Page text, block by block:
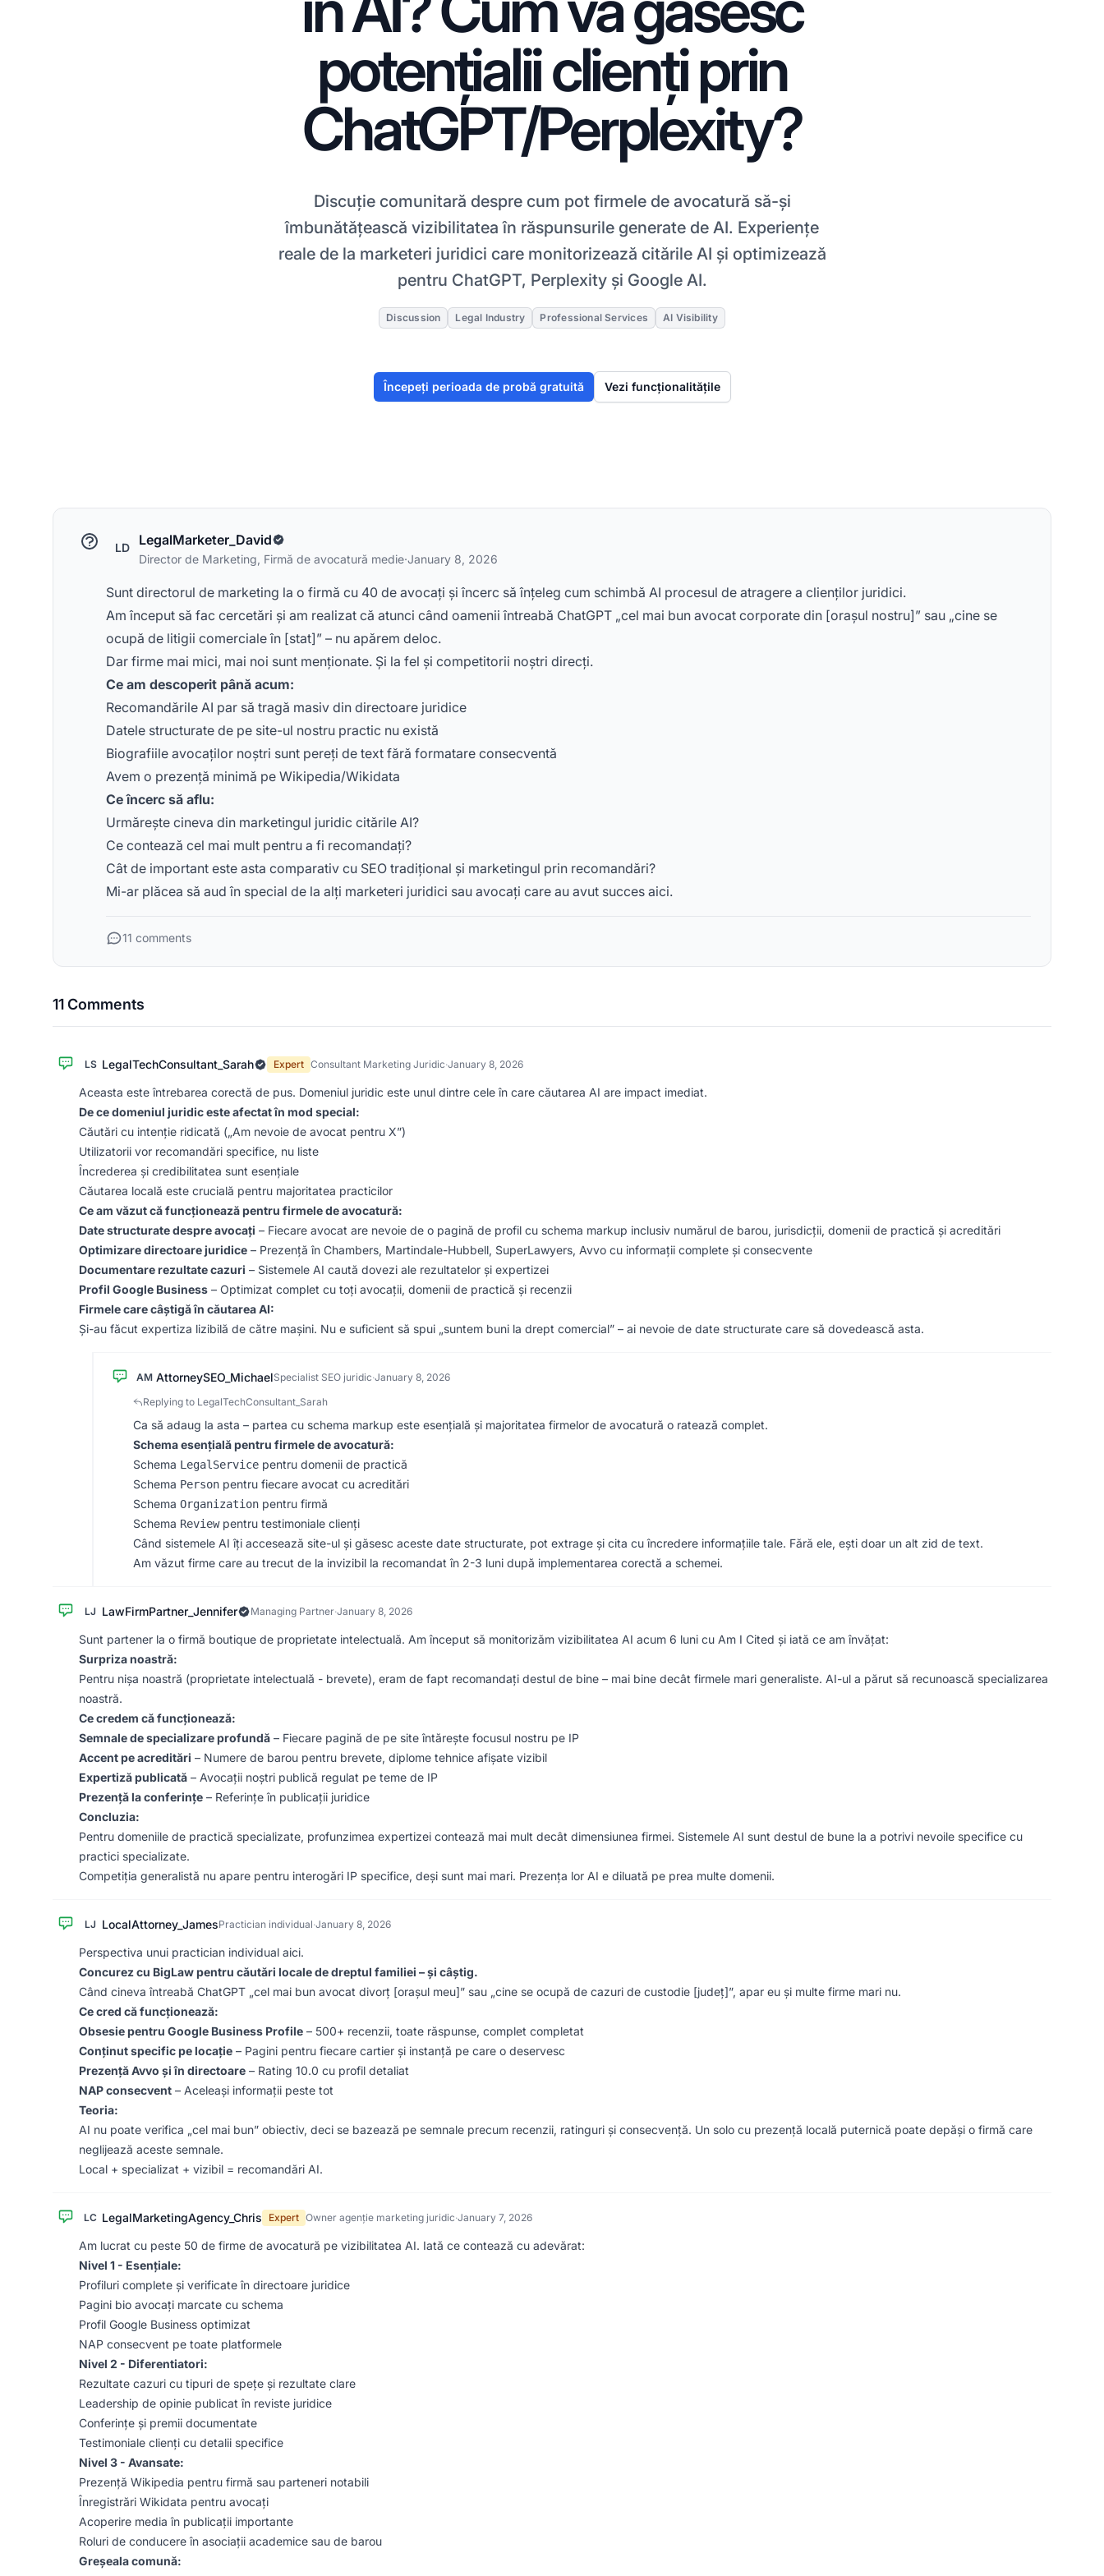
potențialii clienți prin
ChatGPT/Perplexity?
Discuție comunitară despre cum pot firmele de avocatură să-și
îmbunătățească vizibilitatea în răspunsurile generate de AI. Experiențe
reale de la marketeri juridici care monitorizează citările AI și optimizează
pentru ChatGPT, Perplexity și Google AI.
Discussion Legal Industry Professional Services AI Visibility
Începeți perioada de probă gratuită Vezi funcționalitățile
LD LegalMarketer_David
Director de Marketing, Firmă de avocatură medie·January 8, 2026
Sunt directorul de marketing la o firmă cu 40 de avocați și încerc să înțeleg cum schimbă AI procesul de atragere a clienților juridici.
Am început să fac cercetări și am realizat că atunci când oamenii întreabă ChatGPT „cel mai bun avocat corporate din [orașul nostru]” sau „cine se
ocupă de litigii comerciale în [stat]” – nu apărem deloc.
Dar firme mai mici, mai noi sunt menționate. Și la fel și competitorii noștri direcți.
Ce am descoperit până acum:
Recomandările AI par să tragă masiv din directoare juridice
Datele structurate de pe site-ul nostru practic nu există
Biografiile avocaților noștri sunt pereți de text fără formatare consecventă
Avem o prezență minimă pe Wikipedia/Wikidata
Ce încerc să aflu:
Urmărește cineva din marketingul juridic citările AI?
Ce contează cel mai mult pentru a fi recomandați?
Cât de important este asta comparativ cu SEO tradițional și marketingul prin recomandări?
Mi-ar plăcea să aud în special de la alți marketeri juridici sau avocați care au avut succes aici.
11 comments
11 Comments
LS LegalTechConsultant_Sarah Expert Consultant Marketing Juridic·January 8, 2026
Aceasta este întrebarea corectă de pus. Domeniul juridic este unul dintre cele în care căutarea AI are impact imediat.
De ce domeniul juridic este afectat în mod special:
Căutări cu intenție ridicată („Am nevoie de avocat pentru X”)
Utilizatorii vor recomandări specifice, nu liste
Încrederea și credibilitatea sunt esențiale
Căutarea locală este crucială pentru majoritatea practicilor
Ce am văzut că funcționează pentru firmele de avocatură:
Date structurate despre avocați – Fiecare avocat are nevoie de o pagină de profil cu schema markup inclusiv numărul de barou, jurisdicții, domenii de practică și acreditări
Optimizare directoare juridice – Prezență în Chambers, Martindale-Hubbell, SuperLawyers, Avvo cu informații complete și consecvente
Documentare rezultate cazuri – Sistemele AI caută dovezi ale rezultatelor și expertizei
Profil Google Business – Optimizat complet cu toți avocații, domenii de practică și recenzii
Firmele care câștigă în căutarea AI:
Și-au făcut expertiza lizibilă de către mașini. Nu e suficient să spui „suntem buni la drept comercial” – ai nevoie de date structurate care să dovedească asta.
AM AttorneySEO_MichaelSpecialist SEO juridic·January 8, 2026
Replying to LegalTechConsultant_Sarah
Ca să adaug la asta – partea cu schema markup este esențială și majoritatea firmelor de avocatură o ratează complet.
Schema esențială pentru firmele de avocatură:
Schema LegalService pentru domenii de practică
Schema Person pentru fiecare avocat cu acreditări
Schema Organization pentru firmă
Schema Reviewpentru testimoniale clienți
Când sistemele AI îți accesează site-ul și găsesc aceste date structurate, pot extrage și cita cu încredere informațiile tale. Fără ele, ești doar un alt zid de text.
Am văzut firme care au trecut de la invizibil la recomandat în 2-3 luni după implementarea corectă a schemei.
LJ LawFirmPartner_Jennifer Managing Partner·January 8, 2026
Sunt partener la o firmă boutique de proprietate intelectuală. Am început să monitorizăm vizibilitatea AI acum 6 luni cu Am I Cited și iată ce am învățat:
Surpriza noastră:
Pentru nișa noastră (proprietate intelectuală - brevete), eram de fapt recomandați destul de bine – mai bine decât firmele mari generaliste. AI-ul a părut să recunoască specializarea
noastră.
Ce credem că funcționează:
Semnale de specializare profundă – Fiecare pagină de pe site întărește focusul nostru pe IP
Accent pe acreditări – Numere de barou pentru brevete, diplome tehnice afișate vizibil
Expertiză publicată – Avocații noștri publică regulat pe teme de IP
Prezență la conferințe – Referințe în publicații juridice
Concluzia:
Pentru domeniile de practică specializate, profunzimea expertizei contează mai mult decât dimensiunea firmei. Sistemele AI sunt destul de bune la a potrivi nevoile specifice cu
practici specializate.
Competiția generalistă nu apare pentru interogări IP specifice, deși sunt mai mari. Prezența lor AI e diluată pe prea multe domenii.
LJ LocalAttorney_JamesPractician individual·January 8, 2026
Perspectiva unui practician individual aici.
Concurez cu BigLaw pentru căutări locale de dreptul familiei – și câștig.
Când cineva întreabă ChatGPT „cel mai bun avocat divorț [orașul meu]” sau „cine se ocupă de cazuri de custodie [județ]”, apar eu și multe firme mari nu.
Ce cred că funcționează:
Obsesie pentru Google Business Profile – 500+ recenzii, toate răspunse, complet completat
Conținut specific pe locație – Pagini pentru fiecare cartier și instanță pe care o deservesc
Prezență Avvo și în directoare – Rating 10.0 cu profil detaliat
NAP consecvent – Aceleași informații peste tot
Teoria:
AI nu poate verifica „cel mai bun” obiectiv, deci se bazează pe semnale precum recenzii, ratinguri și consecvență. Un solo cu prezență locală puternică poate depăși o firmă care
neglijează aceste semnale.
Local + specializat + vizibil = recomandări AI.
LC LegalMarketingAgency_Chris Expert Owner agenție marketing juridic·January 7, 2026
Am lucrat cu peste 50 de firme de avocatură pe vizibilitatea AI. Iată ce contează cu adevărat:
Nivel 1 - Esențiale:
Profiluri complete și verificate în directoare juridice
Pagini bio avocați marcate cu schema
Profil Google Business optimizat
NAP consecvent pe toate platformele
Nivel 2 - Diferentiatori:
Rezultate cazuri cu tipuri de spețe și rezultate clare
Leadership de opinie publicat în reviste juridice
Conferințe și premii documentate
Testimoniale clienți cu detalii specifice
Nivel 3 - Avansate:
Prezență Wikipedia pentru firmă sau parteneri notabili
Înregistrări Wikidata pentru avocați
Acoperire media în publicații importante
Roluri de conducere în asociații academice sau de barou
Greșeala comună: